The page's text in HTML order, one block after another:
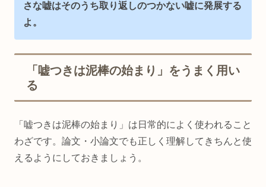
さな嘘はそのうち取り返しのつかない嘘に発展する
よ。
「嘘つきは泥棒の始まり」をうまく用い
る
「嘘つきは泥棒の始まり」は日常的によく使われること
わざです。論文・小論文でも正しく理解してきちんと使
えるようにしておきましょう。